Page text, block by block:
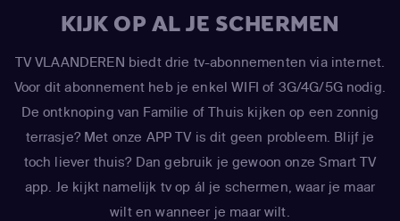
KIJK OP AL JE SCHERMEN
TV VLAANDEREN biedt drie tv-abonnementen via internet.
Voor dit abonnement heb je enkel WIFI of 3G/4G/5G nodig.
De ontknoping van Familie of Thuis kijken op een zonnig
terrasje? Met onze APP TV is dit geen probleem. Blijf je
toch liever thuis? Dan gebruik je gewoon onze Smart TV
app. Je kijkt namelijk tv op ál je schermen, waar je maar
wilt en wanneer je maar wilt.